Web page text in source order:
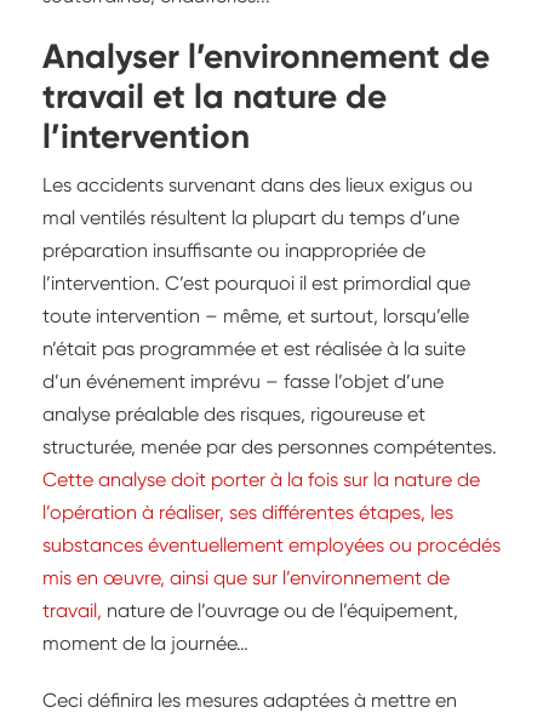
Analyser l’environnement de
travail et la nature de
l’intervention
Les accidents survenant dans des lieux exigus ou
mal ventilés résultent la plupart du temps d’une
préparation insuffisante ou inappropriée de
l’intervention. C’est pourquoi il est primordial que
toute intervention – même, et surtout, lorsqu’elle
n’était pas programmée et est réalisée à la suite
d’un événement imprévu – fasse l’objet d’une
analyse préalable des risques, rigoureuse et
structurée, menée par des personnes compétentes.
Cette analyse doit porter à la fois sur la nature de
l’opération à réaliser, ses différentes étapes, les
substances éventuellement employées ou procédés
mis en œuvre, ainsi que sur l’environnement de
travail, nature de l’ouvrage ou de l’équipement,
moment de la journée…
Ceci définira les mesures adaptées à mettre en